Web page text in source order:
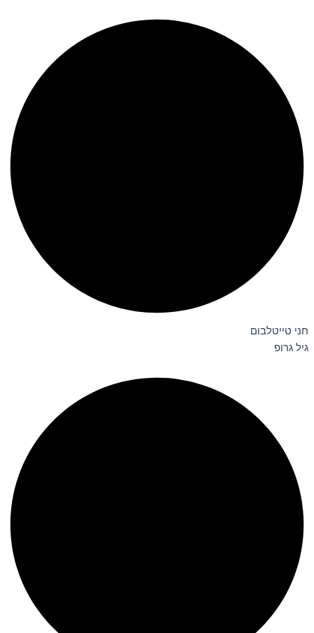
חני טייטלבום
גיל גרופ